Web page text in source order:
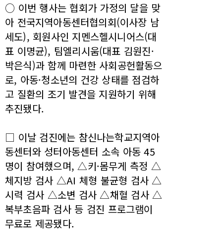
○ 이번 행사는 협회가 가정의 달을 맞
아 전국지역아동센터협의회(이사장 남
세도), 회원사인 지멘스헬시니어스(대
표 이명균), 팀엘리시움(대표 김원진·
박은식)과 함께 마련한 사회공헌활동으
로, 아동·청소년의 건강 상태를 점검하
고 질환의 조기 발견을 지원하기 위해
추진됐다.
□ 이날 검진에는 참신나는학교지역아
동센터와 성터아동센터 소속 아동 45
명이 참여했으며, △키·몸무게 측정 △
체지방 검사 △AI 체형 불균형 검사 △
시력 검사 △소변 검사 △채혈 검사 △
복부초음파 검사 등 검진 프로그램이
무료로 제공됐다.